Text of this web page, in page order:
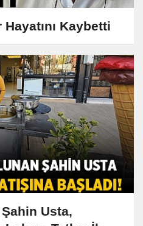
Kaybetti
Usta,